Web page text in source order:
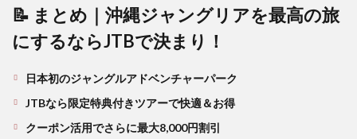
📝 まとめ｜沖縄ジャングリアを最高の旅
にするならJTBで決まり！
日本初のジャングルアドベンチャーパーク
JTBなら限定特典付きツアーで快適＆お得
クーポン活用でさらに最大8,000円割引